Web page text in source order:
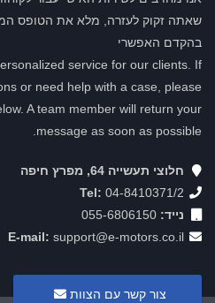
שאתה זקוק לעזרה, מלא את הטופס
בהקדם האפשרי
service for our clients. If
or need help with a case, please
A team member will return your
message as soon as possible.
חלוצי תעשייה 64, מפרץ חיפה
Tel: 04-8410371/2
נייד: 055-6806150
E-mail: support@e-motors.co.il
צור קשר עם הצוות